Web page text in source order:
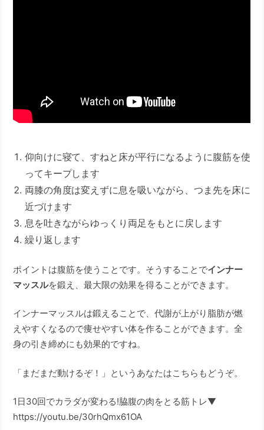
仰向けに寝て、すねと床が平行になるように腹筋を使
ってキープします
両膝の角度は変えずに息を吸いながら、つま先を床に
近づけます
息を吐きながらゆっくり両足をもとに戻します
繰り返します
ポイントは腹筋を使うことです。そうすることでインナー
マッスルを鍛え、最大限の効果を得ることができます。
インナーマッスルは鍛えることで、代謝が上がり脂肪が燃
えやすくなるので痩せやすい体を作ることができます。全
身の引き締めにも効果的ですね。
「まだまだ動けるぞ！」というあなたはこちらもどうぞ。
1日30回でカラダが変わる!脇腹の肉をとる筋トレ▼
https://youtu.be/30rhQmx61OA